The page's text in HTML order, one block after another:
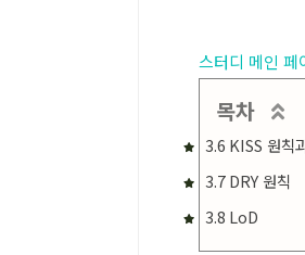
스터디 메인 페
목차
3.6 KISS 원칙
3.7 DRY 원칙
3.8 LoD